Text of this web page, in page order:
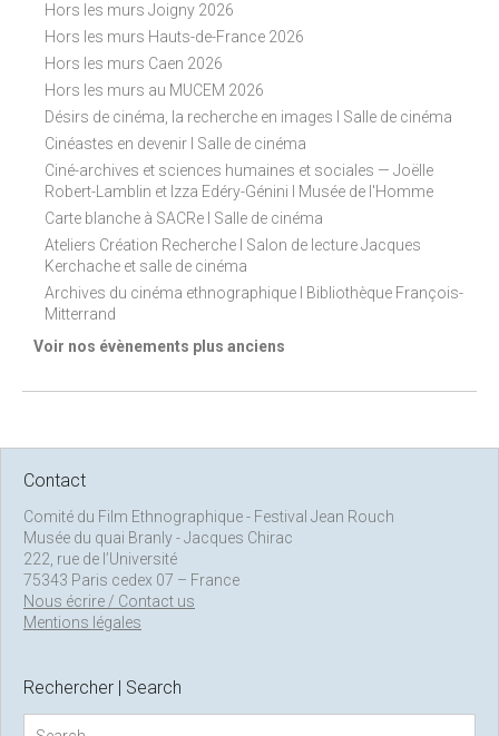
Hors les murs Joigny 2026
Hors les murs Hauts-de-France 2026
Hors les murs Caen 2026
Hors les murs au MUCEM 2026
Désirs de cinéma, la recherche en images I Salle de cinéma
Cinéastes en devenir I Salle de cinéma
Ciné-archives et sciences humaines et sociales — Joëlle
Robert-Lamblin et Izza Edéry-Génini I Musée de l'Homme
Carte blanche à SACRe I Salle de cinéma
Ateliers Création Recherche I Salon de lecture Jacques
Kerchache et salle de cinéma
Archives du cinéma ethnographique I Bibliothèque François-
Mitterrand
Voir nos évènements plus anciens
Contact
Comité du Film Ethnographique - Festival Jean Rouch
Musée du quai Branly - Jacques Chirac
222, rue de l’Université
75343 Paris cedex 07 – France
Nous écrire / Contact us
Mentions légales
Rechercher | Search